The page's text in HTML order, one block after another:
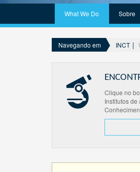
What We Do Sobre
Navegando em INCT
Clique no
Institutos de